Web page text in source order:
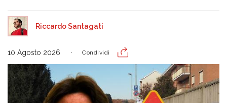
Riccardo Santagati
10 Agosto 2026 Condividi